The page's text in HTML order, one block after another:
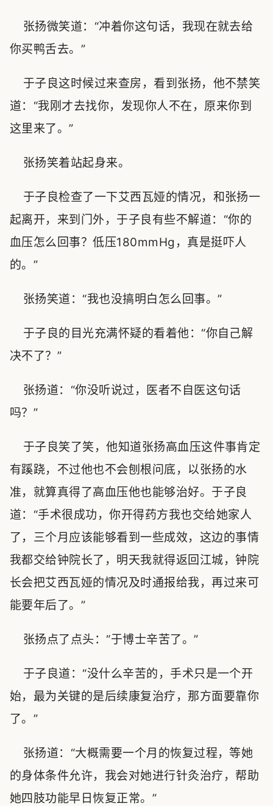
张扬微笑道：“冲着你这句话，我现在就去给
你买鸭舌去。”
于子良这时候过来查房，看到张扬，他不禁笑
道：“我刚才去找你，发现你人不在，原来你到
这里来了。”
张扬笑着站起身来。
于子良检查了一下艾西瓦娅的情况，和张扬一
起离开，来到门外，于子良有些不解道：“你的
血压怎么回事？低压180mmHg，真是挺吓人
的。”
张扬笑道：“我也没搞明白怎么回事。”
于子良的目光充满怀疑的看着他：“你自己解
决不了？”
张扬道：“你没听说过，医者不自医这句话
吗？”
于子良笑了笑，他知道张扬高血压这件事肯定
有蹊跷，不过他也不会刨根问底，以张扬的水
准，就算真得了高血压他也能够治好。于子良
道：“手术很成功，你开得药方我也交给她家人
了，三个月应该能够看到一些成效，这边的事情
我都交给钟院长了，明天我就得返回江城，钟院
长会把艾西瓦娅的情况及时通报给我，再过来可
能要年后了。”
张扬点了点头：“于博士辛苦了。”
于子良道：“没什么辛苦的，手术只是一个开
始，最为关键的是后续康复治疗，那方面要靠你
了。”
张扬道：“大概需要一个月的恢复过程，等她
的身体条件允许，我会对她进行针灸治疗，帮助
她四肢功能早日恢复正常。”